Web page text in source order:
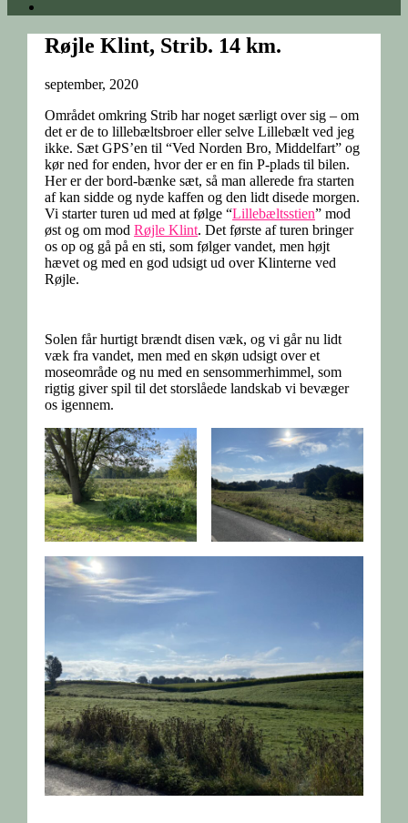
Røjle Klint, Strib. 14 km.
september, 2020
Området omkring Strib har noget særligt over sig – om
det er de to lillebæltsbroer eller selve Lillebælt ved jeg
ikke. Sæt GPS’en til “Ved Norden Bro, Middelfart” og
kør ned for enden, hvor der er en fin P-plads til bilen.
Her er der bord-bænke sæt, så man allerede fra starten
af kan sidde og nyde kaffen og den lidt disede morgen.
Vi starter turen ud med at følge “Lillebæltsstien” mod
øst og om modRøjle Klint. Det første af turen bringer
os op og gå på en sti, som følger vandet, men højt
hævet og med en god udsigt ud over Klinterne ved
Røjle.
Solen får hurtigt brændt disen væk, og vi går nu lidt
væk fra vandet, men med en skøn udsigt over et
moseområde og nu med en sensommerhimmel, som
rigtig giver spil til det storslåede landskab vi bevæger
os igennem.